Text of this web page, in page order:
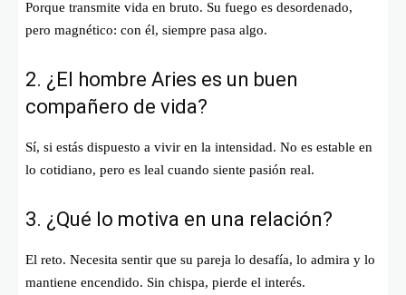
Porque transmite vida en bruto. Su fuego es desordenado,
pero magnético: con él, siempre pasa algo.
2. ¿El hombre Aries es un buen
compañero de vida?
Sí, si estás dispuesto a vivir en la intensidad. No es estable en
lo cotidiano, pero es leal cuando siente pasión real.
3. ¿Qué lo motiva en una relación?
El reto. Necesita sentir que su pareja lo desafía, lo admira y lo
mantiene encendido. Sin chispa, pierde el interés.